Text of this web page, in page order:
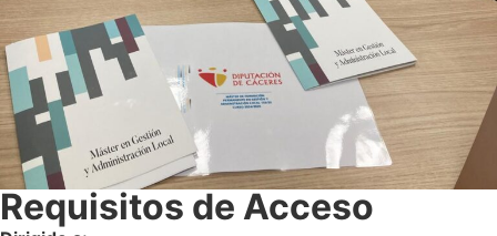
Requisitos de Acceso